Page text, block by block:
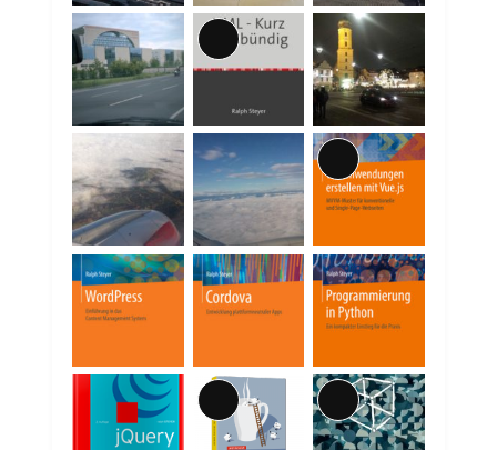
Lange
Beschreibung
Lange
Beschreibung
Lange
Beschreibung
Lange
Beschreibung